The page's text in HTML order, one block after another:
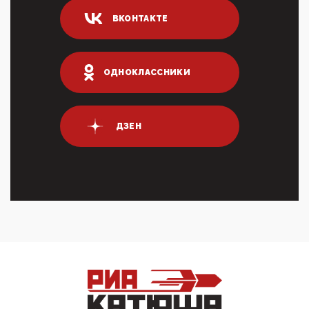
04:47, 10 Апреля 2026
ИНН для переводов по СБП это первый шаг из
логических двухЗаполнение ИНН при любых
переводах по ...
03:35, 10 Апреля 2026
Суммарное вознаграждение менеджменту в 15
крупных банках по итогам 2025 года превысило 63
03:01, 10 Апреля 2026
Террорист и убийца Буданов вальяжно сообщил,
что союзники просили Киев не наносить удары по
входМошенники активно пользуются аккаунтами на
Госуслугах уме...
12:01, 10 Апреля 2026
ВКОНТАКТЕ
ОДНОКЛАССНИКИ
ДЗЕН